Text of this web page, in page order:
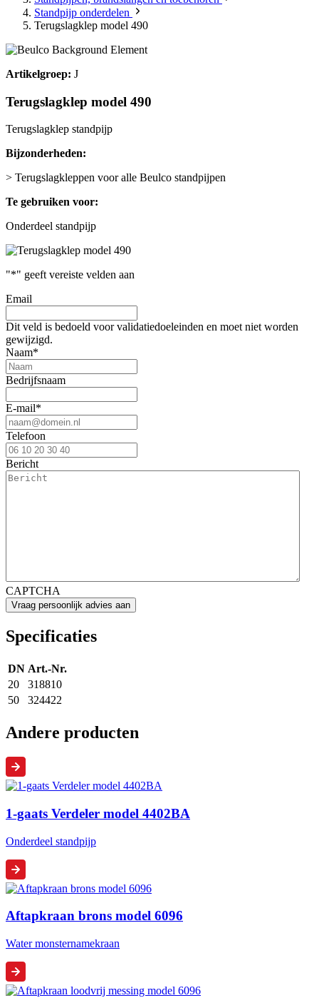
Standpijp onderdelen
Terugslagklep model 490
Artikelgroep: J
Terugslagklep model 490
Terugslagklep standpijp
Bijzonderheden:
> Terugslagkleppen voor alle Beulco standpijpen
Te gebruiken voor:
Onderdeel standpijp
"*" geeft vereiste velden aan
Email
Dit veld is bedoeld voor validatiedoeleinden en moet niet worden
gewijzigd.
Naam*
Bedrijfsnaam
E-mail*
Telefoon
Bericht
CAPTCHA
Specificaties
DN Art.-Nr.
20
318810
50
324422
Andere producten
1-gaats Verdeler model 4402BA
Onderdeel standpijp
Aftapkraan brons model 6096
Water monsternamekraan